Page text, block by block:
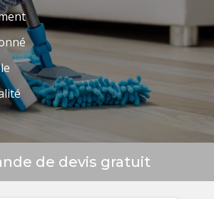
de devis gratuit